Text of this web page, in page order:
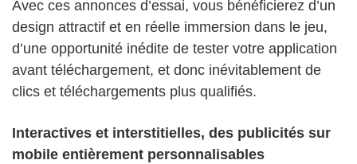
Avec ces annonces d’essai, vous bénéficierez d’un
design attractif et en réelle immersion dans le jeu,
d’une opportunité inédite de tester votre application
avant téléchargement, et donc inévitablement de
clics et téléchargements plus qualifiés.
Interactives et interstitielles, des publicités sur
mobile entièrement personnalisables